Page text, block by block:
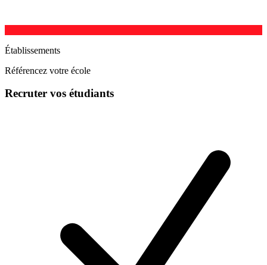
Établissements
Référencez votre école
Recruter vos étudiants